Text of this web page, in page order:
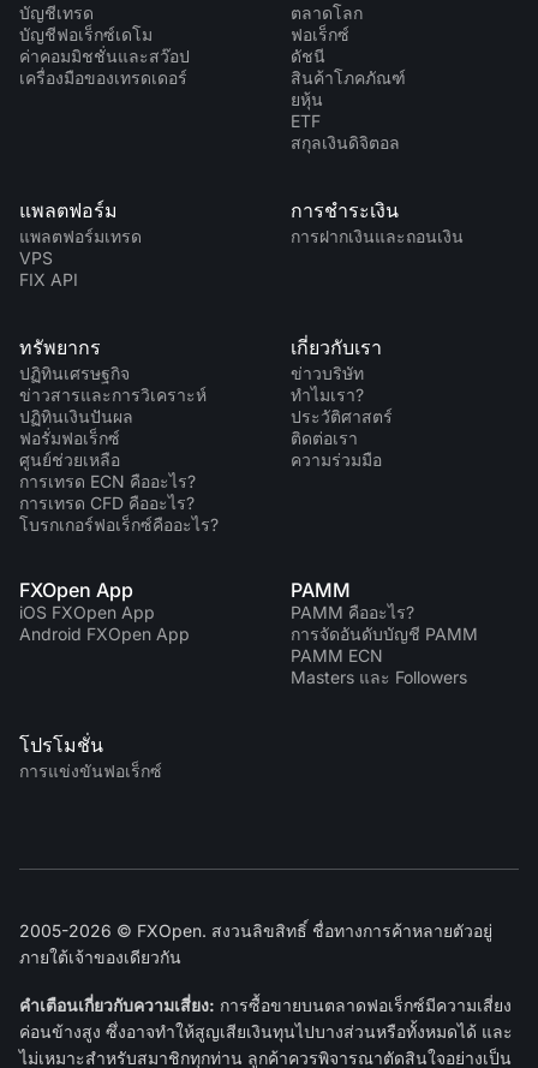
บัญชีเทรด
บัญชีฟอเร็กซ์เดโม
ค่าคอมมิชชั่นและสว๊อป
เครื่องมือของเทรดเดอร์
ตลาดโลก
ฟอเร็กซ์
ดัชนี
สินค้าโภคภัณฑ์
ยหุ้น
ETF
สกุลเงินดิจิตอล
แพลตฟอร์ม
แพลตฟอร์มเทรด
VPS
FIX API
การชำระเงิน
การฝากเงินและถอนเงิน
ทรัพยากร
ปฏิทินเศรษฐกิจ
ข่าวสารและการวิเคราะห์
ปฏิทินเงินปันผล
ฟอรั่มฟอเร็กซ์
ศูนย์ช่วยเหลือ
การเทรด ECN คืออะไร?
การเทรด CFD คืออะไร?
โบรกเกอร์ฟอเร็กซ์คืออะไร?
เกี่ยวกับเรา
ข่าวบริษัท
ทำไมเรา?
ประวัติศาสตร์
ติดต่อเรา
ความร่วมมือ
FXOpen App
iOS FXOpen App
Android FXOpen App
PAMM
PAMM คืออะไร?
การจัดอันดับบัญชี PAMM
PAMM ECN
Masters และ Followers
โปรโมชั่น
การแข่งขันฟอเร็กซ์
2005-2026 © FXOpen. สงวนลิขสิทธิ์ ชื่อทางการค้าหลายตัวอยู่
ภายใต้เจ้าของเดียวกัน
คำเตือนเกี่ยวกับความเสี่ยง: การซื้อขายบนตลาดฟอเร็กซ์มีความเสี่ยง
ค่อนข้างสูง ซึ่งอาจทำให้สูญเสียเงินทุนไปบางส่วนหรือทั้งหมดได้ และ
ไม่เหมาะสำหรับสมาชิกทุกท่าน ลูกค้าควรพิจารณาตัดสินใจอย่างเป็น